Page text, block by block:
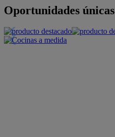
Oportunidades únicas